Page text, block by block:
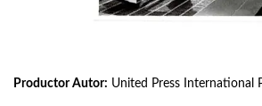
Productor Autor: United Press International